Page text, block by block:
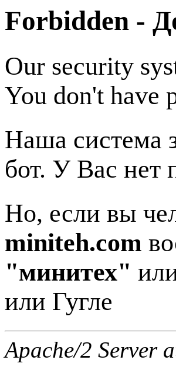
Forbidden -
Our security
You don't have
Наша система
бот. У Вас нет
Но, если вы
miniteh.com
"минитех"
или Гугле
Apache/2 Server